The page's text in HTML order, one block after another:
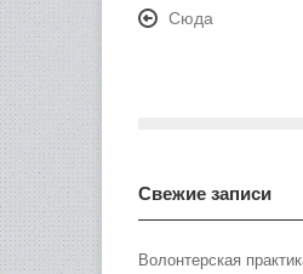
Сюда
Свежие записи
Волонтерская